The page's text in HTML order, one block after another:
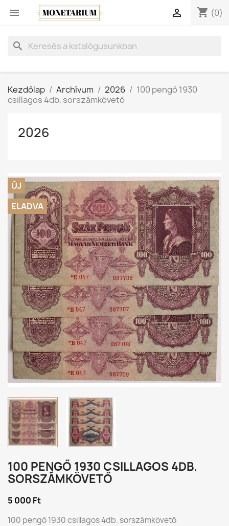
 shopping_cart (0)

search
Kezdőlap Archívum 2026
100 pengő 1930
csillagos 4db. sorszámkövető
2026
ÚJ
ELADVA
100 PENGŐ 1930 CSILLAGOS 4DB.
SORSZÁMKÖVETŐ
5 000 Ft
100 pengő 1930 csillagos 4db. sorszámkövető